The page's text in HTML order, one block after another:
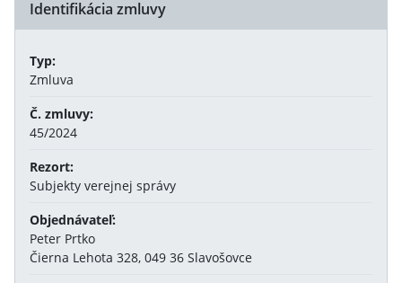
Identifikácia zmluvy
Typ:
Zmluva
Č. zmluvy:
45/2024
Rezort:
Subjekty verejnej správy
Objednávateľ:
Peter Prtko
Čierna Lehota 328, 049 36 Slavošovce